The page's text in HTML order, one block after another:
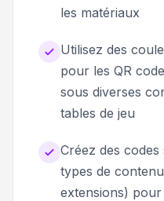
les matériaux
Utilisez des
pour les QR
sous diverses
tables de jeu
Créez des
types de
extensions)